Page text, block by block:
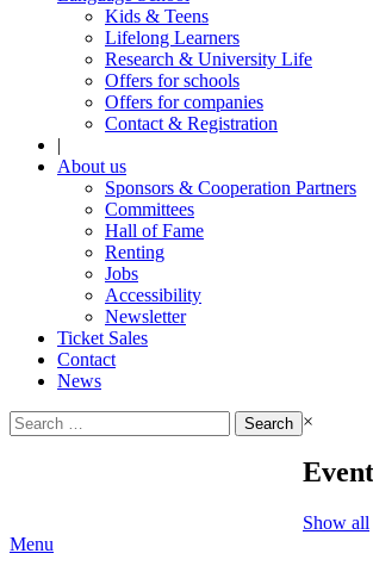
Kids & Teens
Lifelong Learners
Research & University Life
Offers for schools
Offers for companies
Contact & Registration
|
About us
Sponsors & Cooperation Partners
Committees
Hall of Fame
Renting
Jobs
Accessibility
Newsletter
Ticket Sales
Contact
News
Search
for:
×
Show all
Menu